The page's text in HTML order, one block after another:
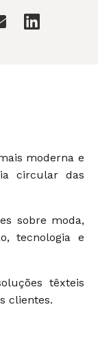
moderna e
circular das
sobre moda,
tecnologia e
têxteis
clientes.